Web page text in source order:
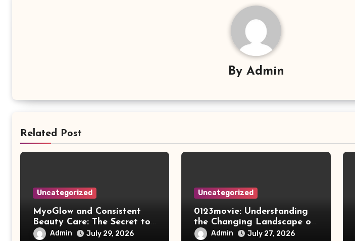
By Admin
Related Post
Uncategorized
MyoGlow and Consistent
Beauty Care: The Secret to
Supporting Long-Term
Admin July 29, 2026
Uncategorized
0123movie: Understanding
the Changing Landscape of
Online Movie Streaming
Admin July 27, 2026